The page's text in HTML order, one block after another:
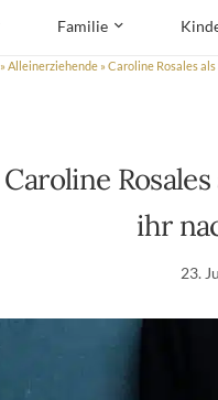
Familie
» Alleinerziehende » Caroline Rosales
Caroline
ihr
23.